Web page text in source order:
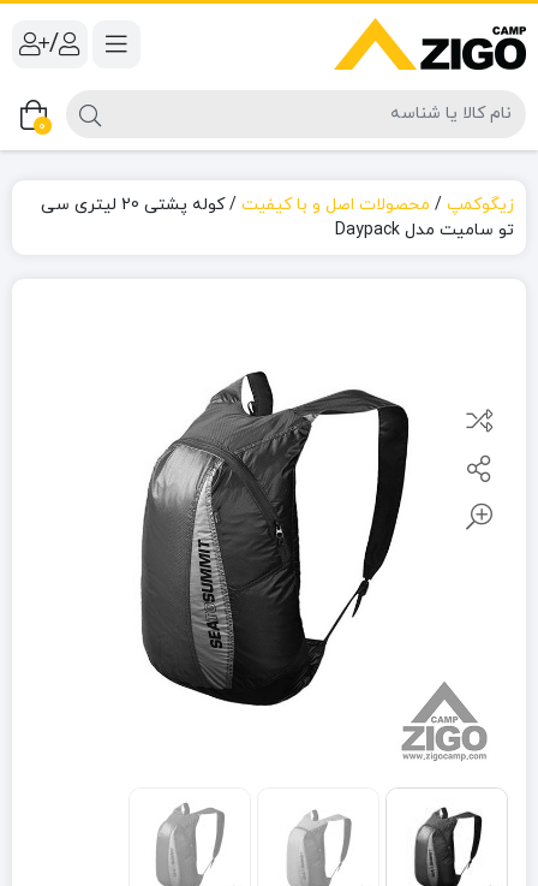
/
0
زیگوکمپ / محصولات اصل و با کیفیت /
کوله پشتی 20 لیتری سی
تو سامیت مدل Daypack